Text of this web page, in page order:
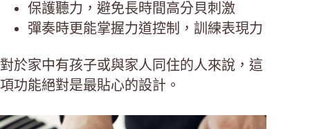
保護聽力，避免長時間高分貝刺激
彈奏時更能掌握力道控制，訓練表現力
對於家中有孩子或與家人同住的人來說，這
項功能絕對是最貼心的設計。